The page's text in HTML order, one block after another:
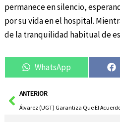
permanece en silencio,
por su vida en el hospital.
de la tranquilidad habitual de
WhatsApp
AntANTERIOR